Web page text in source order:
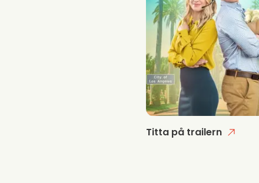
Titta på trailern